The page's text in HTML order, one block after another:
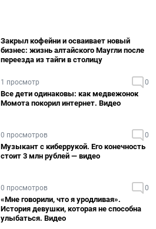
Закрыл кофейни и осваивает новый
бизнес: жизнь алтайского Маугли после
переезда из тайги в столицу
1 просмотр 0
Все дети одинаковы: как медвежонок
Момота покорил интернет. Видео
0 просмотров 0
Музыкант с киберрукой. Его конечность
стоит 3 млн рублей — видео
0 просмотров 0
«Мне говорили, что я уродливая».
История девушки, которая не способна
улыбаться. Видео